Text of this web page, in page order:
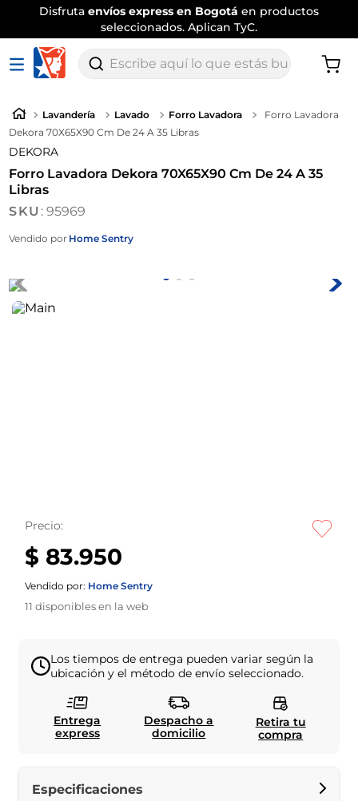
Disfruta envíos express en Bogotá en productos
seleccionados. Aplican TyC.
Escribe aquí lo que estás buscando
Lavandería Lavado Forro Lavadora
Forro Lavadora
Dekora 70X65X90 Cm De 24 A 35 Libras
DEKORA
Forro Lavadora Dekora 70X65X90 Cm De 24 A 35
Libras
:95969
Vendido por Home Sentry
Precio:
$ 83.950
Vendido por: Home Sentry
11 disponibles en la web
Los tiempos de entrega pueden variar según la
ubicación y el método de envío seleccionado.
Entrega
express
Despacho a
domicilio
Retira tu
compra
Especificaciones